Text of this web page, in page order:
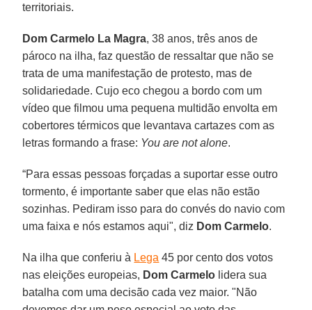
territoriais.
Dom Carmelo La Magra, 38 anos, três anos de
pároco na ilha, faz questão de ressaltar que não se
trata de uma manifestação de protesto, mas de
solidariedade. Cujo eco chegou a bordo com um
vídeo que filmou uma pequena multidão envolta em
cobertores térmicos que levantava cartazes com as
letras formando a frase: You are not alone.
“Para essas pessoas forçadas a suportar esse outro
tormento, é importante saber que elas não estão
sozinhas. Pediram isso para do convés do navio com
uma faixa e nós estamos aqui", diz Dom Carmelo.
Na ilha que conferiu à Lega 45 por cento dos votos
nas eleições europeias, Dom Carmelo lidera sua
batalha com uma decisão cada vez maior. "Não